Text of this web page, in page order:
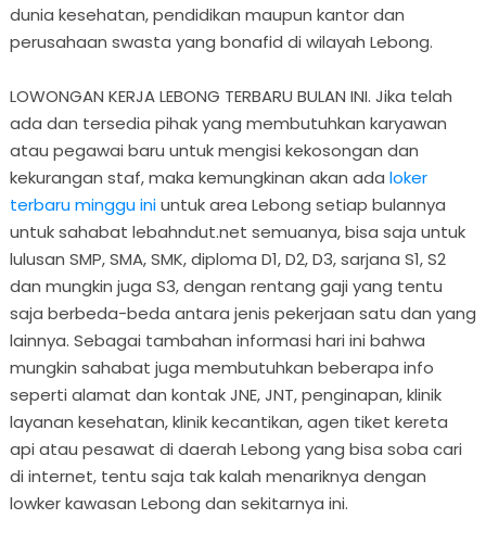
dunia kesehatan, pendidikan maupun kantor dan
perusahaan swasta yang bonafid di wilayah Lebong.
LOWONGAN KERJA LEBONG TERBARU BULAN INI. Jika telah
ada dan tersedia pihak yang membutuhkan karyawan
atau pegawai baru untuk mengisi kekosongan dan
kekurangan staf, maka kemungkinan akan ada loker
terbaru minggu iniuntuk area Lebong setiap bulannya
untuk sahabat lebahndut.net semuanya, bisa saja untuk
lulusan SMP, SMA, SMK, diploma D1, D2, D3, sarjana S1, S2
dan mungkin juga S3, dengan rentang gaji yang tentu
saja berbeda-beda antara jenis pekerjaan satu dan yang
lainnya. Sebagai tambahan informasi hari ini bahwa
mungkin sahabat juga membutuhkan beberapa info
seperti alamat dan kontak JNE, JNT, penginapan, klinik
layanan kesehatan, klinik kecantikan, agen tiket kereta
api atau pesawat di daerah Lebong yang bisa soba cari
di internet, tentu saja tak kalah menariknya dengan
lowker kawasan Lebong dan sekitarnya ini.